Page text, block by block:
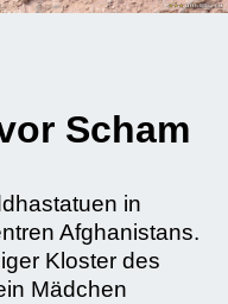
Scham
in
Afghanistans.
Kloster des
Mädchen